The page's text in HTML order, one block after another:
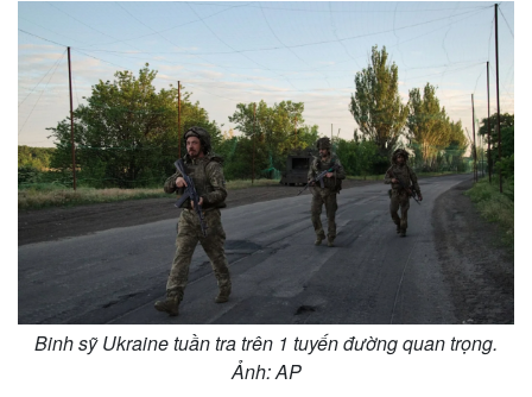
Binh sỹ Ukraine tuần tra trên 1 tuyến đường quan trọng.
Ảnh: AP